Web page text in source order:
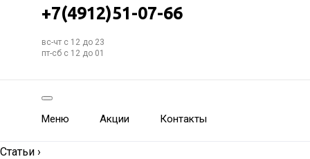
+7(4912)51-07-66
вс-чт с 12 до 23
пт-сб с 12 до 01
Меню Акции Контакты
Статьи ›